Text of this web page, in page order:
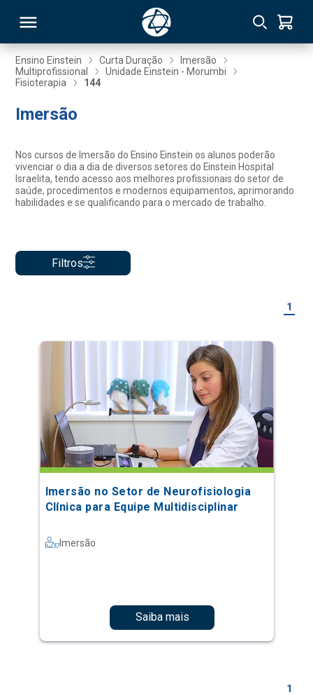
Ensino Einstein Curta Duração
Imersão
Multiprofissional
Unidade Einstein - Morumbi
Fisioterapia
144
Imersão
Nos cursos de Imersão do Ensino Einstein os alunos poderão
vivenciar o dia a dia de diversos setores do Einstein Hospital
Israelita, tendo acesso aos melhores profissionais do setor de
saúde, procedimentos e modernos equipamentos, aprimorando
habilidades e se qualificando para o mercado de trabalho.
Filtros
1
Imersão no Setor de Neurofisiologia
Clínica para Equipe Multidisciplinar
Imersão
Saiba mais
1